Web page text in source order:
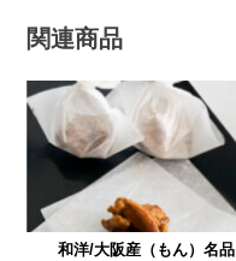
関連商品
和洋/大阪産（もん）名品